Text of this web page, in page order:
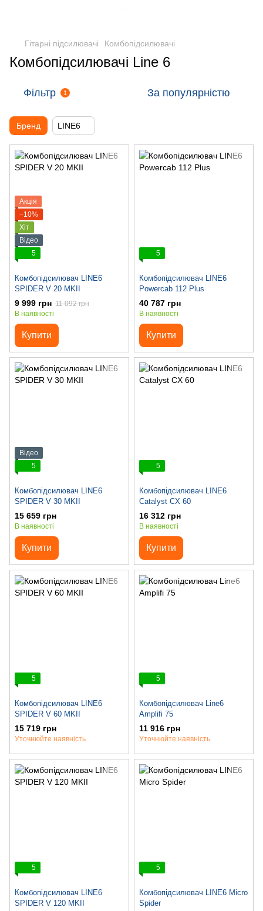
Гітарні підсилювачі Комбопідсилювачі
Комбопідсилювачі Line 6
Фільтр 1 За популярністю
Бренд LINE6
Акція
−10%
Хіт
Відео
5
Комбопідсилювач LINE6
SPIDER V 20 MKII
9 999 грн 11 092 грн
В наявності
Купити
5
Комбопідсилювач LINE6
Powercab 112 Plus
40 787 грн
В наявності
Купити
Відео
5
Комбопідсилювач LINE6
SPIDER V 30 MKII
15 659 грн
В наявності
Купити
5
Комбопідсилювач LINE6
Catalyst CX 60
16 312 грн
В наявності
Купити
5
Комбопідсилювач LINE6
SPIDER V 60 MKII
15 719 грн
Уточнюйте наявність
5
Комбопідсилювач Line6
Amplifi 75
11 916 грн
Уточнюйте наявність
5
Комбопідсилювач LINE6
SPIDER V 120 MKII
5
Комбопідсилювач LINE6 Micro
Spider